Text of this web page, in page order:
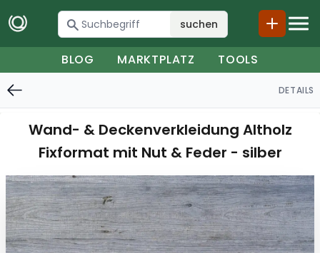
suchen
BLOG MARKTPLATZ TOOLS
DETAILS
Wand- & Deckenverkleidung Altholz
Fixformat mit Nut & Feder - silber